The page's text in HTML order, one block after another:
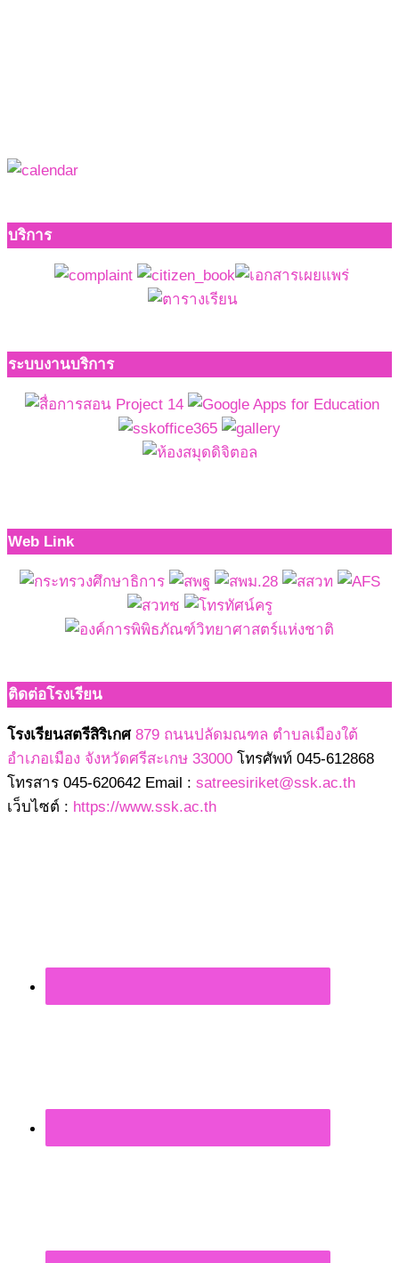
บริการ
ระบบงานบริการ
Web Link
ติดต่อโรงเรียน
โรงเรียนสตรีสิริเกศ 879 ถนนปลัดมณฑล ตำบลเมืองใต้
อำเภอเมือง จังหวัดศรีสะเกษ 33000 โทรศัพท์ 045-612868
โทรสาร 045-620642 Email : satreesiriket@ssk.ac.th
เว็บไซต์ : https://www.ssk.ac.th